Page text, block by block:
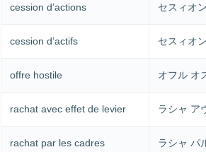
cession d’actions セスィオ
cession d’actifs セスィオ
offre hostile オフル オ
rachat avec effet de levier ラシャ ア
rachat par les cadres ラシャ パ